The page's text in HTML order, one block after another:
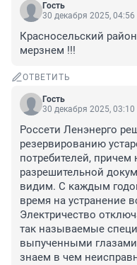
Гость
30 декабря 2025, 04:56
Красносельский
мерзнем !!!
ОТВЕТИТЬ
Гость
30 декабря 2025, 03:10
Россети Ленэнерго
резервированию
потребителей, причем
разрешительной
видим. С каждым
время на устранение
Электричество
так называемые
выпученными
знаем в чем